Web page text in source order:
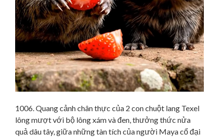
1006. Quang cảnh chân thực của 2 con chuột lang Texel
lông mượt với bộ lông xám và đen, thưởng thức nửa
quả dâu tây, giữa những tàn tích của người Maya cổ đại